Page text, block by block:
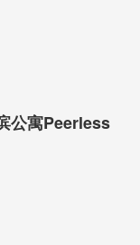
公寓Peerless